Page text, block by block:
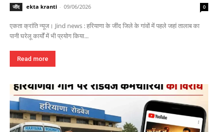
जींद ekta kranti - 09/06/2026 0
एकता क्रांति न्यूज। Jind news : हरियाणा के जींद जिले के गांवों में पहले जहां तालाब का
पानी घरेलू कार्यों में भी प्रयोग किया...
Read more